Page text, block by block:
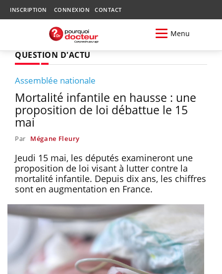
INSCRIPTION CONNEXION CONTACT
Menu
QUESTION D'ACTU
Assemblée nationale
Mortalité infantile en hausse : une
proposition de loi débattue le 15
mai
Par Mégane Fleury
Jeudi 15 mai, les députés examineront une
proposition de loi visant à lutter contre la
mortalité infantile. Depuis dix ans, les chiffres
sont en augmentation en France.